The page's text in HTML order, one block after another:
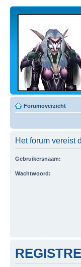
Forumoverzicht
Het forum vereist
Gebruikersnaam:
Wachtwoord: